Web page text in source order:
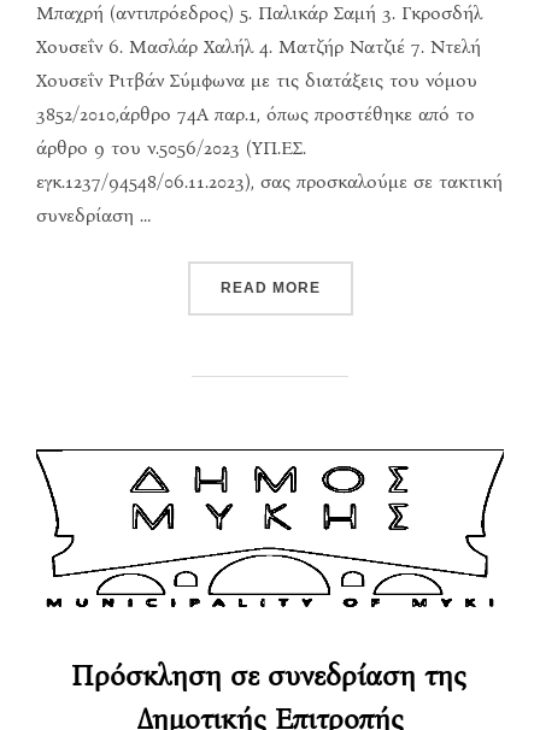
Μπαχρή (αντιπρόεδρος) 5. Παλικάρ Σαμή 3. Γκροσδήλ
Χουσεΐν 6. Μασλάρ Χαλήλ 4. Ματζήρ Νατζιέ 7. Ντελή
Χουσεΐν Ριτβάν Σύμφωνα με τις διατάξεις του νόμου
3852/2010,άρθρο 74Α παρ.1, όπως προστέθηκε από το
άρθρο 9 του ν.5056/2023 (ΥΠ.ΕΣ.
εγκ.1237/94548/06.11.2023), σας προσκαλούμε σε τακτική
συνεδρίαση …
READ MORE“ΠΡΌΣΚΛΗΣΗ ΣΕ
Πρόσκληση σε συνεδρίαση της
Δημοτικής Επιτροπής